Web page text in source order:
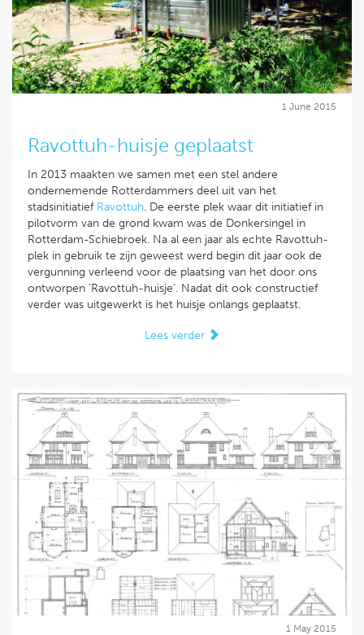
1 June 2015
Ravottuh-huisje geplaatst
In 2013 maakten we samen met een stel andere
ondernemende Rotterdammers deel uit van het
stadsinitiatief Ravottuh. De eerste plek waar dit initiatief in
pilotvorm van de grond kwam was de Donkersingel in
Rotterdam-Schiebroek. Na al een jaar als echte Ravottuh-
plek in gebruik te zijn geweest werd begin dit jaar ook de
vergunning verleend voor de plaatsing van het door ons
ontworpen 'Ravottuh-huisje'. Nadat dit ook constructief
verder was uitgewerkt is het huisje onlangs geplaatst.
Lees verder
1 May 2015